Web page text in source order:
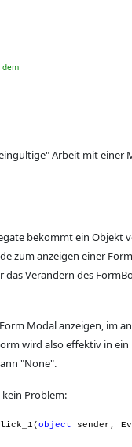
Arbeit mit
bekommt ein Objekt
zum anzeigen einer
Verändern des
Modal anzeigen, im
wird also effektiv in
"None".
Problem:
object sender,